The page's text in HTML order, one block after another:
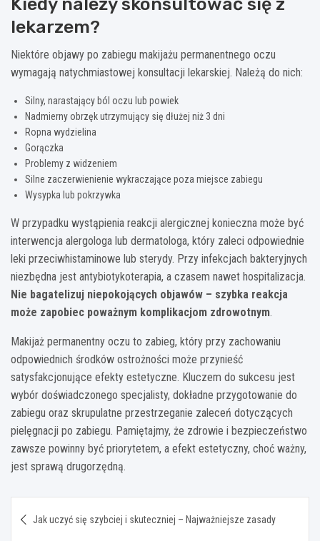
lekarzem?
Niektóre objawy po zabiegu makijażu permanentnego oczu
wymagają natychmiastowej konsultacji lekarskiej. Należą do nich:
Silny, narastający ból oczu lub powiek
Nadmierny obrzęk utrzymujący się dłużej niż 3 dni
Ropna wydzielina
Gorączka
Problemy z widzeniem
Silne zaczerwienienie wykraczające poza miejsce zabiegu
Wysypka lub pokrzywka
W przypadku wystąpienia reakcji alergicznej konieczna może być
interwencja alergologa lub dermatologa, który zaleci odpowiednie
leki przeciwhistaminowe lub sterydy. Przy infekcjach bakteryjnych
niezbędna jest antybiotykoterapia, a czasem nawet hospitalizacja.
Nie bagatelizuj niepokojących objawów – szybka reakcja
może zapobiec poważnym komplikacjom zdrowotnym.
Makijaż permanentny oczu to zabieg, który przy zachowaniu
odpowiednich środków ostrożności może przynieść
satysfakcjonujące efekty estetyczne. Kluczem do sukcesu jest
wybór doświadczonego specjalisty, dokładne przygotowanie do
zabiegu oraz skrupulatne przestrzeganie zaleceń dotyczących
pielęgnacji po zabiegu. Pamiętajmy, że zdrowie i bezpieczeństwo
zawsze powinny być priorytetem, a efekt estetyczny, choć ważny,
jest sprawą drugorzędną.
wpisu
Jak uczyć się szybciej i skuteczniej – Najważniejsze zasady